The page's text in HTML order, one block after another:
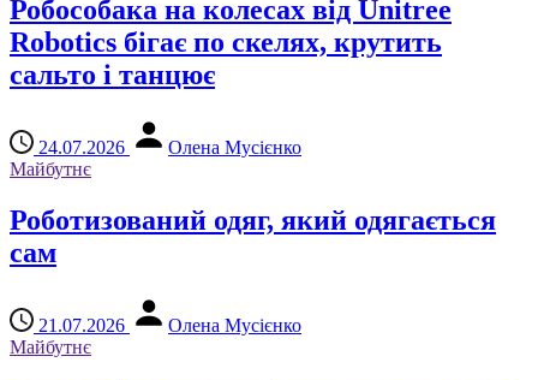
Робособака на колесах від Unitree
Robotics бігає по скелях, крутить
сальто і танцює
24.07.2026
Олена Мусієнко
Майбутнє
Роботизований одяг, який одягається
сам
21.07.2026
Олена Мусієнко
Майбутнє